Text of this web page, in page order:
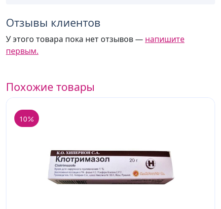
Отзывы клиентов
У этого товара пока нет отзывов — напишите
первым.
Похожие товары
10